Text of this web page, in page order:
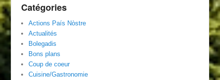
Catégories
Actions País Nòstre
Actualités
Bolegadis
Bons plans
Coup de coeur
Cuisine/Gastronomie